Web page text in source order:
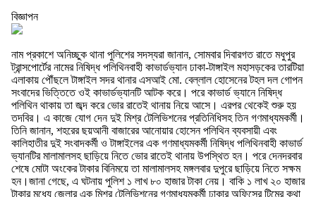
বিজ্ঞাপন
নাম প্রকাশে অনিচ্ছুক থানা পুলিশের সদস্যরা জানান, সোমবার দিবারগত রাতে মধুপুর
ট্রান্সপোর্টের নামের নিষিদ্ধ পলিথিনবাহী কাভার্ডভ্যান ঢাকা-টাঙ্গাইল মহাসড়কের তারটিয়া
এলাকায় পৌঁছলে টাঙ্গাইল সদর থানার এসআই মো. বেল্লাল হোসেনের টহল দল গোপন
সংবাদের ভিত্তিতে ওই কাভার্ডভ্যানটি আটক করে। পরে কাভার্ড ভ্যানে নিষিদ্ধ
পলিথিন থাকায় তা জব্দ করে ভোর রাতেই থানায় নিয়ে আসে। এরপর থেকেই শুরু হয়
তদবির। এ কাজে যোগ দেন দুই মিশ্র টেলিভিশনের প্রতিনিধিসহ তিন গণমাধ্যমকর্মী।
তিনি জানান, শহরের ছয়আনী বাজারের আনোয়ার হোসেন পলিথিন ব্যবসায়ী এবং
কালিহাতীর দুই সংবাদকর্মী ও টাঙ্গাইলের এক গণমাধ্যমকর্মী নিষিদ্ধ পলিথিনবাহী কাভার্ড
ভ্যানটির মালামালসহ ছাড়িয়ে নিতে ভোর রাতেই থানায় উপস্থিত হন। পরে দেনদরবার
শেষে মোটা অংকের টাকার বিনিময়ে তা মালামালসহ মঙ্গলবার দুপুরে ছাড়িয়ে নিতে সক্ষম
হন।জানা গেছে, এ ঘটনায় পুলিশ ১ লাখ ৮০ হাজার টাকা নেয়। বাকি ১ লাখ ২০ হাজার
টাকার মধ্যে জেলার এক মিশ্র টেলিভিশনের গণমাধ্যমকর্মী ঢাকার অফিসের টিমের কথা